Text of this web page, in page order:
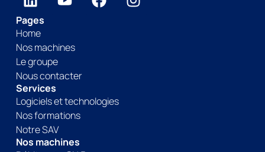
Pages
Home
Nos machines
Le groupe
Nous contacter
Services
Logiciels et technologies
Nos formations
Notre SAV
Nos machines